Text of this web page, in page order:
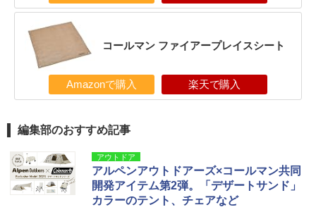
コールマン ファイアープレイスシート
Amazonで購入 楽天で購入
編集部のおすすめ記事
アウトドア
アルペンアウトドアーズ×コールマン共同
開発アイテム第2弾。「デザートサンド」
カラーのテント、チェアなど